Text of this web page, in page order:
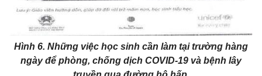
Hình 6. Những việc học sinh cần làm tại trường hàng
ngày để phòng, chống dịch COVID-19 và bệnh lây